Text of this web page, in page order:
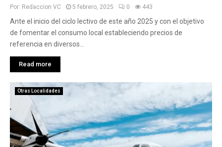
Por: Redaccion VC 5 febrero, 2025 0 443
Ante el inicio del ciclo lectivo de este año 2025 y con el objetivo
de fomentar el consumo local estableciendo precios de
referencia en diversos...
Read more
Otras Localidades